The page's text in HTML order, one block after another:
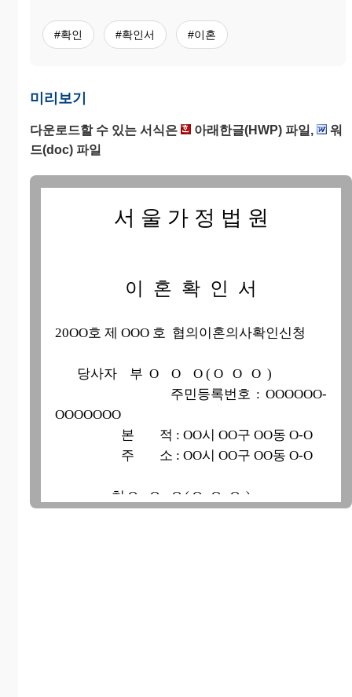
#확인 #확인서 #이혼
미리보기
다운로드할 수 있는 서식은 아래한글(HWP) 파일,
워
드(doc) 파일
서 울 가 정 법 원
이 혼 확 인 서
20OO호 제 OOO 호 협의이혼의사확인신청
당사자 부 O O O ( O O O )
주민등록번호 : OOOOOO-
OOOOOOO
본 적 : OO시 OO구 OO동 O-O
주 소 : OO시 OO구 OO동 O-O
처 O O O ( O O O )